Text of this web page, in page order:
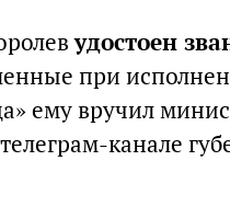
удостоен
при
ему вручил
канале